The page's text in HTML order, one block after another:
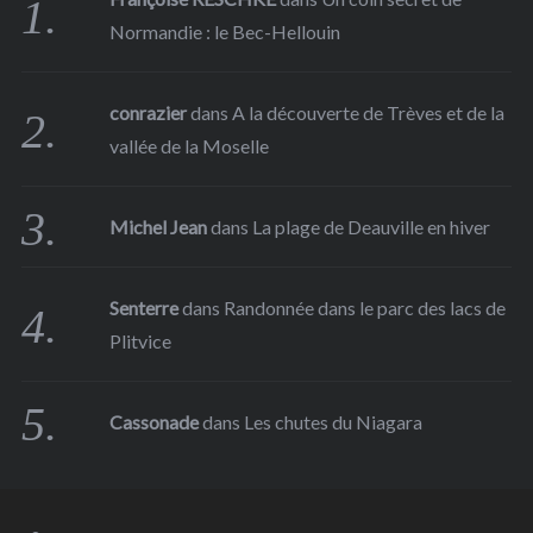
Normandie : le Bec-Hellouin
conrazierdans A la découverte de Trèves et de la
vallée de la Moselle
Michel Jeandans La plage de Deauville en hiver
Senterredans Randonnée dans le parc des lacs de
Plitvice
Cassonadedans Les chutes du Niagara